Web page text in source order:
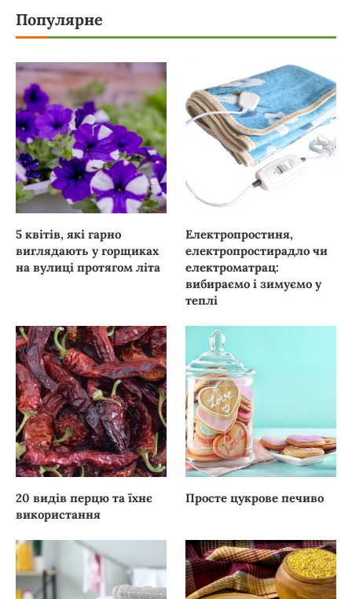
Популярне
5 квітів, які гарно
виглядають у горщиках
на вулиці протягом літа
Електропростиня,
електропростирадло чи
електроматрац:
вибираємо і зимуємо у
теплі
20 видів перцю та їхнє
використання
Просте цукрове печиво